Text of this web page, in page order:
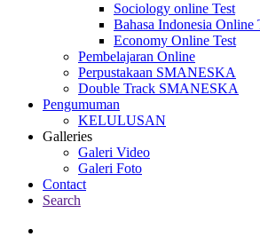
Sociology online Test
Bahasa Indonesia Online
Economy Online Test
Pembelajaran Online
Perpustakaan SMANESKA
Double Track SMANESKA
Pengumuman
KELULUSAN
Galleries
Galeri Video
Galeri Foto
Contact
Search